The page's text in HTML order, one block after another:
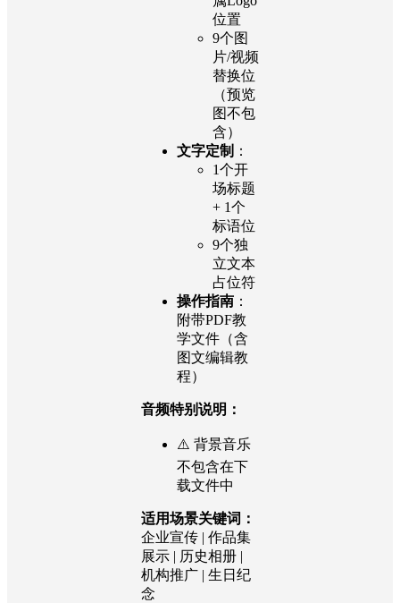
位置
9个图
片/视频
替换位
（预览
图不包
含）
文字定制 ：
1个开
场标题
+ 1个
标语位
9个独
立文本
占位符
操作指南 ：
附带PDF教
学文件（含
图文编辑教
程）
音频特别说明：
⚠️ 背景音乐
不包含在下
载文件中
适用场景关键词：
企业宣传 | 作品集
展示 | 历史相册 |
机构推广 | 生日纪
念